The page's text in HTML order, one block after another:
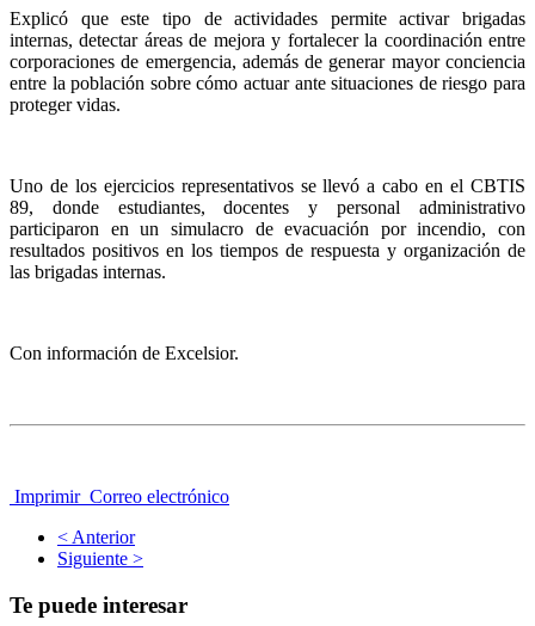
Explicó que este tipo de actividades permite activar brigadas
internas, detectar áreas de mejora y fortalecer la coordinación entre
corporaciones de emergencia, además de generar mayor conciencia
entre la población sobre cómo actuar ante situaciones de riesgo para
proteger vidas.
Uno de los ejercicios representativos se llevó a cabo en el CBTIS
89, donde estudiantes, docentes y personal administrativo
participaron en un simulacro de evacuación por incendio, con
resultados positivos en los tiempos de respuesta y organización de
las brigadas internas.
Con información de Excelsior.
Imprimir Correo electrónico
< Anterior
Siguiente >
Te puede interesar